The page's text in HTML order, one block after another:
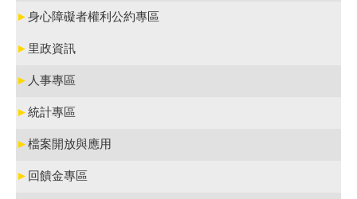
►身心障礙者權利公約專區
► 里政資訊
► 人事專區
►統計專區
►檔案開放與應用
► 回饋金專區